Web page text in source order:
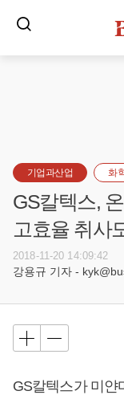
기업과산업 화
GS칼텍스,
고효율 취사
2018-11-20 14:09:42
강용규 기자 -
GS칼텍스가 미얀